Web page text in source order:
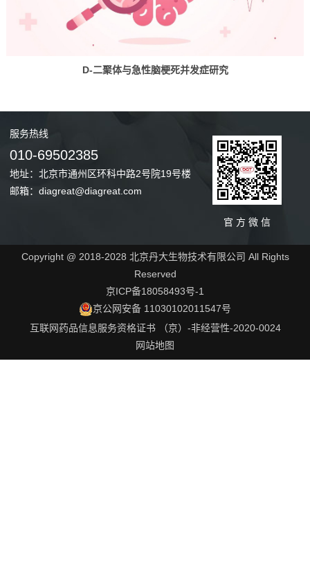
D-二聚体与急性脑梗死并发症研究
服务热线
010-69502385
地址：北京市通州区环科中路2号院19号楼
邮箱：diagreat@diagreat.com
官 方 微 信
Copyright @ 2018-2028 北京丹大生物技术有限公司 All Rights
Reserved
京ICP备18058493号-1
京公网安备 11030102011547号
互联网药品信息服务资格证书 （京）-非经营性-2020-0024
网站地图